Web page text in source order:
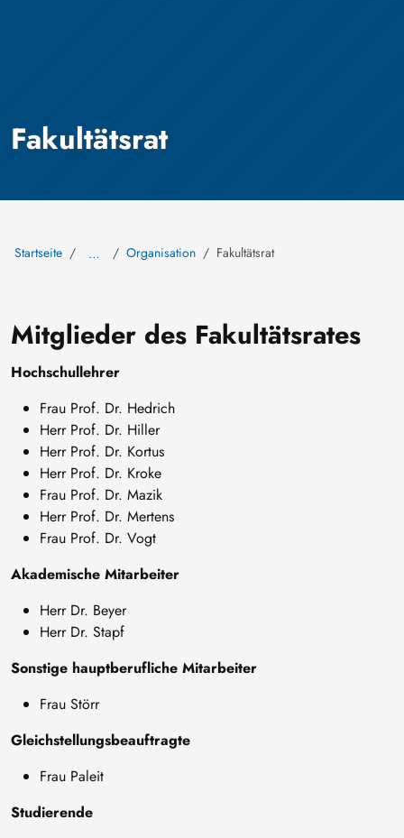
Fakultätsrat
Startseite … Organisation Fakultätsrat
Mitglieder des Fakultätsrates
Hochschullehrer
Frau Prof. Dr. Hedrich
Herr Prof. Dr. Hiller
Herr Prof. Dr. Kortus
Herr Prof. Dr. Kroke
Frau Prof. Dr. Mazik
Herr Prof. Dr. Mertens
Frau Prof. Dr. Vogt
Akademische Mitarbeiter
Herr Dr. Beyer
Herr Dr. Stapf
Sonstige hauptberufliche Mitarbeiter
Frau Störr
Gleichstellungsbeauftragte
Frau Paleit
Studierende